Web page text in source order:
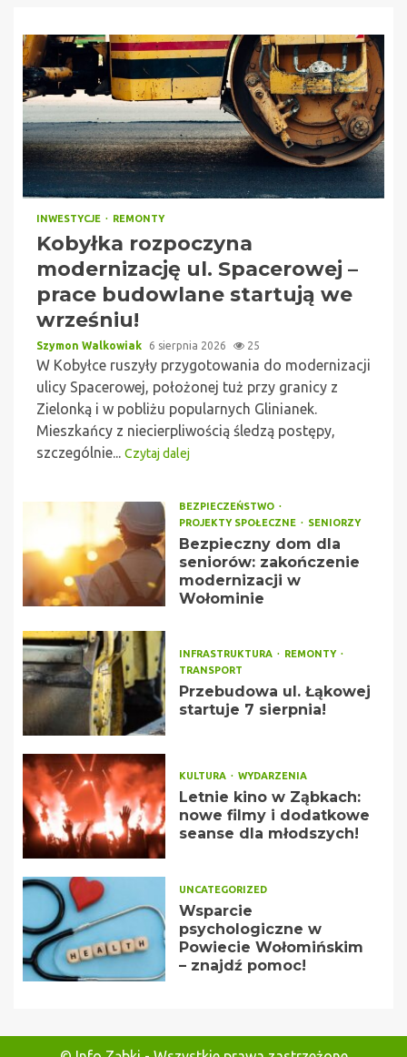
INWESTYCJE REMONTY
Kobyłka rozpoczyna
modernizację ul. Spacerowej –
prace budowlane startują we
wrześniu!
Szymon Walkowiak 6 sierpnia 2026 25
W Kobyłce ruszyły przygotowania do modernizacji
ulicy Spacerowej, położonej tuż przy granicy z
Zielonką i w pobliżu popularnych Glinianek.
Mieszkańcy z niecierpliwością śledzą postępy,
szczególnie... Czytaj dalej
BEZPIECZEŃSTWO
PROJEKTY SPOŁECZNE
SENIORZY
Bezpieczny dom dla
seniorów: zakończenie
modernizacji w
Wołominie
INFRASTRUKTURA
REMONTY
TRANSPORT
Przebudowa ul. Łąkowej
startuje 7 sierpnia!
KULTURA WYDARZENIA
Letnie kino w Ząbkach:
nowe filmy i dodatkowe
seanse dla młodszych!
UNCATEGORIZED
Wsparcie
psychologiczne w
Powiecie Wołomińskim
– znajdź pomoc!